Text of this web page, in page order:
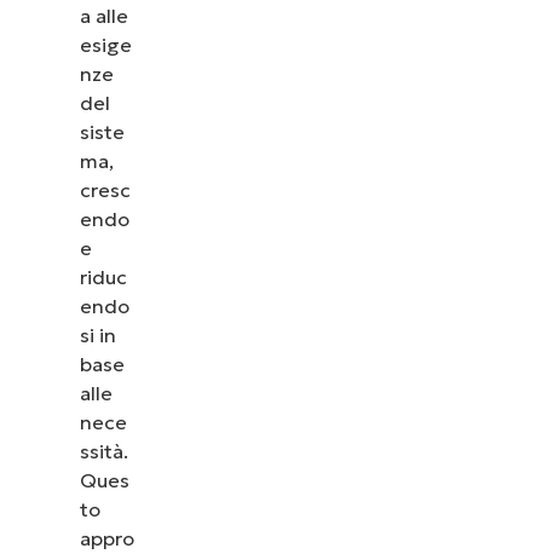
a alle
esige
nze
del
siste
ma,
cresc
endo
e
riduc
endo
si in
base
alle
nece
ssità.
Ques
to
appro